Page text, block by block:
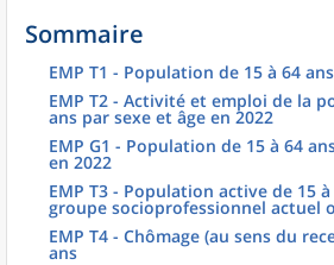
Sommaire
EMP T1 - Population de 15 à 64
EMP T2 - Activité et emploi de la
ans par sexe et âge en 2022
EMP G1 - Population de 15 à 64
en 2022
EMP T3 - Population active de 15
groupe socioprofessionnel actuel
EMP T4 - Chômage (au sens du
ans